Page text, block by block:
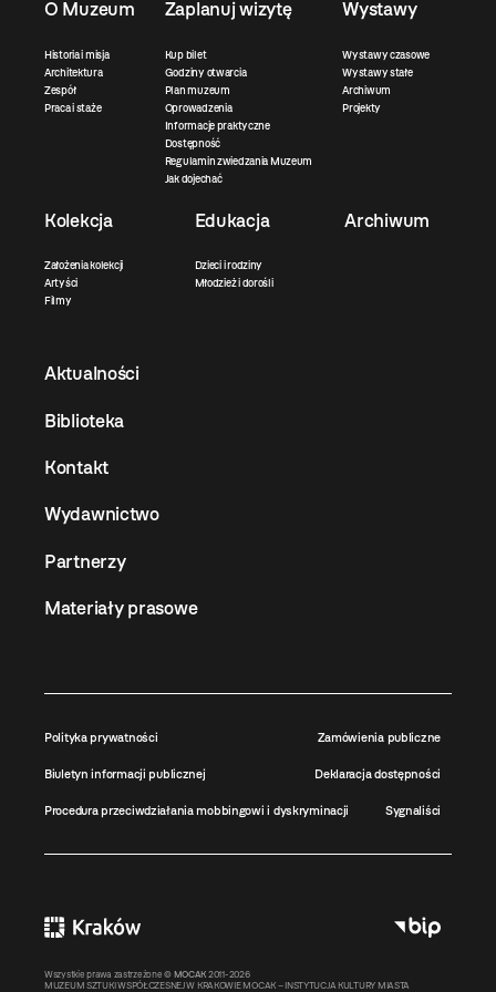
O Muzeum
Historia i misja
Architektura
Zespół
Praca i staże
Zaplanuj wizytę
Kup bilet
Godziny otwarcia
Plan muzeum
Oprowadzenia
Informacje praktyczne
Dostępność
Regulamin zwiedzania Muzeum
Jak dojechać
Wystawy
Wystawy czasowe
Wystawy stałe
Archiwum
Projekty
Kolekcja
Założenia kolekcji
Artyści
Filmy
Edukacja
Dzieci i rodziny
Młodzież i dorośli
Archiwum
Aktualności
Biblioteka
Kontakt
Wydawnictwo
Partnerzy
Materiały prasowe
Polityka prywatności Zamówienia publiczne
Biuletyn informacji publicznej Deklaracja dostępności
Procedura przeciwdziałania mobbingowi i dyskryminacji Sygnaliści
Wszystkie prawa zastrzeżone © MOCAK 2011-2026
MUZEUM SZTUKI WSPÓŁCZESNEJ W KRAKOWIE MOCAK – INSTYTUCJA KULTURY MIASTA